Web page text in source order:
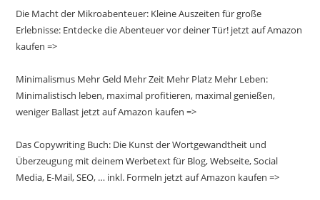
Die Macht der Mikroabenteuer: Kleine Auszeiten für große
Erlebnisse: Entdecke die Abenteuer vor deiner Tür! jetzt auf Amazon
kaufen =>
Minimalismus Mehr Geld Mehr Zeit Mehr Platz Mehr Leben:
Minimalistisch leben, maximal profitieren, maximal genießen,
weniger Ballast jetzt auf Amazon kaufen =>
Das Copywriting Buch: Die Kunst der Wortgewandtheit und
Überzeugung mit deinem Werbetext für Blog, Webseite, Social
Media, E-Mail, SEO, … inkl. Formeln jetzt auf Amazon kaufen =>